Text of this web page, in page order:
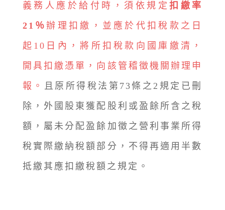
義務人應於給付時，須依規定扣繳率
21％辦理扣繳，並應於代扣稅款之日
起10日內，將所扣稅款向國庫繳清，
開具扣繳憑單，向該管稽徵機關辦理申
報。 且原所得稅法第73條之2規定已刪
除，外國股東獲配股利或盈餘所含之稅
額，屬未分配盈餘加徵之營利事業所得
稅實際繳納稅額部分，不得再適用半數
抵繳其應扣繳稅額之規定。